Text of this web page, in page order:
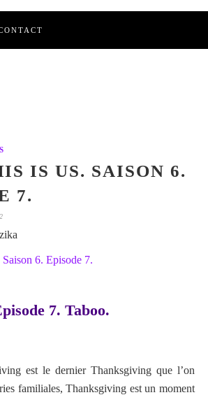
IS US. SAISON 6.
7.
7. Taboo.
est le dernier Thanksgiving que l’on
familiales, Thanksgiving est un moment